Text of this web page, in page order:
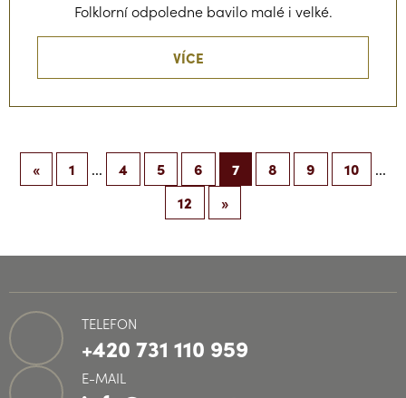
Folklorní odpoledne bavilo malé i velké.
VÍCE
« 1 ... 4 5 6 7 8 9 10 ...
12 »
TELEFON
+420 731 110 959
E-MAIL